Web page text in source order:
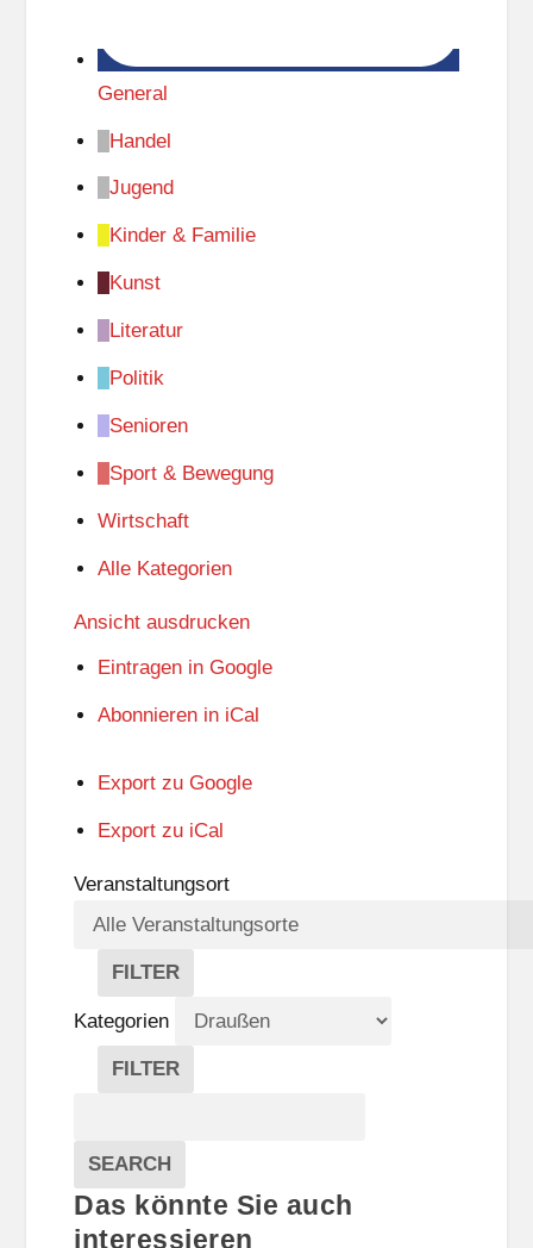
General
Handel
Jugend
Kinder & Familie
Kunst
Literatur
Politik
Senioren
Sport & Bewegung
Wirtschaft
Alle Kategorien
Ansicht ausdrucken
Eintragen in Google
Abonnieren in iCal
Export zu Google
Export zu iCal
Veranstaltungsort
FILTER
V
E
R
A
A
L
T
U
Kategorien
FILTER
E
G
O
R
Veranstaltungen
SEARCH
Das könnte Sie auch
interessieren